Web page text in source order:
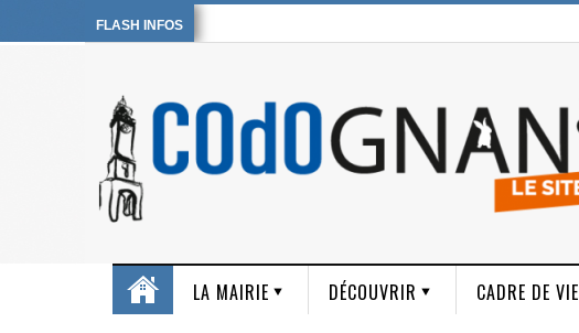
FLASH INFOS
LA MAIRIE DÉCOUVRIR CADRE DE VIE